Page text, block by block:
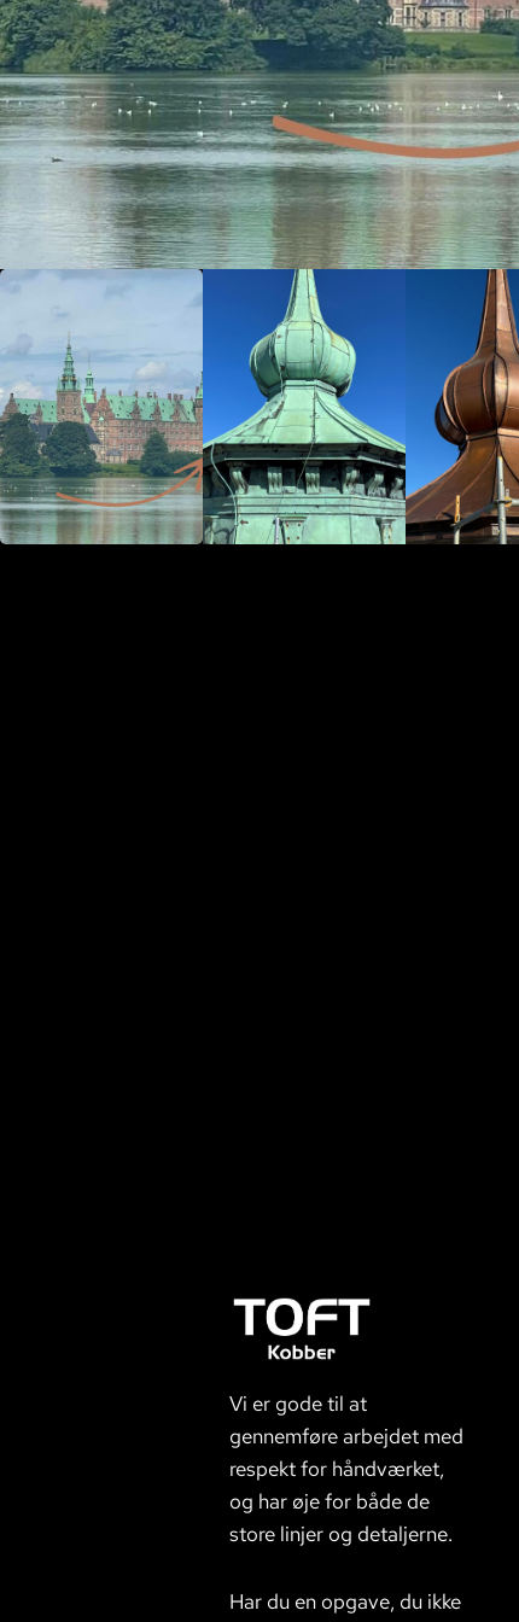
Vi er gode til at
gennemføre arbejdet med
respekt for håndværket,
og har øje for både de
store linjer og detaljerne.
Har du en opgave, du ikke